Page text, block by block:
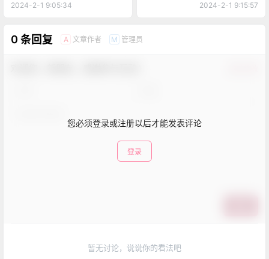
2024-2-1 9:05:34 2024-2-1 9:15:57
0 条回复 A 文章作者 M 管理员
您必须登录或注册以后才能发表评论
登录
暂无讨论，说说你的看法吧